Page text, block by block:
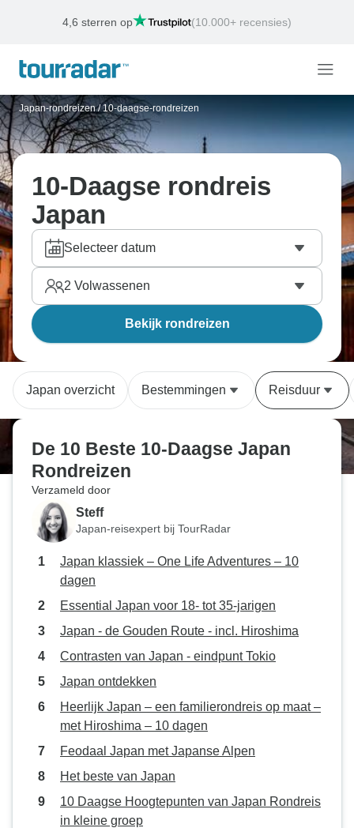
Deals van de Week Eindigt: 2D 23U 0
Japan-rondreizen / 10-daagse-rondreizen
10-Daagse rondreis
Japan
Selecteer datum
2 Volwassenen
Bekijk rondreizen
Japan overzicht Bestemmingen Reisduur
De 10 Beste 10-Daagse Japan
Rondreizen
Verzameld door
Steff
Japan-reisexpert bij TourRadar
Japan klassiek – One Life Adventures – 10
dagen
Essential Japan voor 18- tot 35-jarigen
Japan - de Gouden Route - incl. Hiroshima
Contrasten van Japan - eindpunt Tokio
Japan ontdekken
Heerlijk Japan – een familierondreis op maat –
met Hiroshima – 10 dagen
Feodaal Japan met Japanse Alpen
Het beste van Japan
10 Daagse Hoogtepunten van Japan Rondreis
in kleine groep